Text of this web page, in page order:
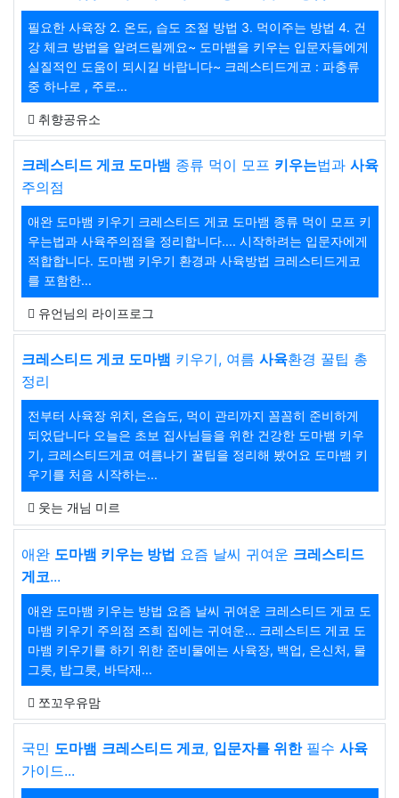
필요한 사육장 2. 온도, 습도 조절 방법 3. 먹이주는 방법 4. 건
강 체크 방법을 알려드릴께요~ 도마뱀을 키우는 입문자들에게
실질적인 도움이 되시길 바랍니다~ 크레스티드게코 : 파충류
중 하나로 , 주로...
취향공유소
크레스티드 게코 도마뱀 종류 먹이 모프 키우는법과 사육
주의점
애완 도마뱀 키우기 크레스티드 게코 도마뱀 종류 먹이 모프 키
우는법과 사육주의점을 정리합니다.... 시작하려는 입문자에게
적합합니다. 도마뱀 키우기 환경과 사육방법 크레스티드게코
를 포함한...
유언님의 라이프로그
크레스티드 게코 도마뱀 키우기, 여름 사육환경 꿀팁 총
정리
전부터 사육장 위치, 온습도, 먹이 관리까지 꼼꼼히 준비하게
되었답니다 오늘은 초보 집사님들을 위한 건강한 도마뱀 키우
기, 크레스티드게코 여름나기 꿀팁을 정리해 봤어요 도마뱀 키
우기를 처음 시작하는...
웃는 개님 미르
애완 도마뱀 키우는 방법 요즘 날씨 귀여운 크레스티드
게코...
애완 도마뱀 키우는 방법 요즘 날씨 귀여운 크레스티드 게코 도
마뱀 키우기 주의점 즈희 집에는 귀여운... 크레스티드 게코 도
마뱀 키우기를 하기 위한 준비물에는 사육장, 백업, 은신처, 물
그릇, 밥그릇, 바닥재...
쪼꼬우유맘
국민 도마뱀 크레스티드 게코, 입문자를 위한필수 사육
가이드...